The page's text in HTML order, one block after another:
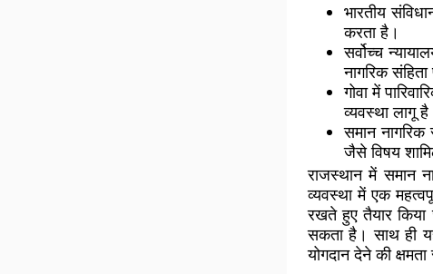
भारतीय
करता है।
सर्वोच्च
नागरिक
गोवा में
व्यवस्था लागू
समान नागरिक
जैसे विषय
राजस्थान में समान
व्यवस्था में एक
रखते हुए तैयार किया
सकता है। साथ ही
योगदान देने की